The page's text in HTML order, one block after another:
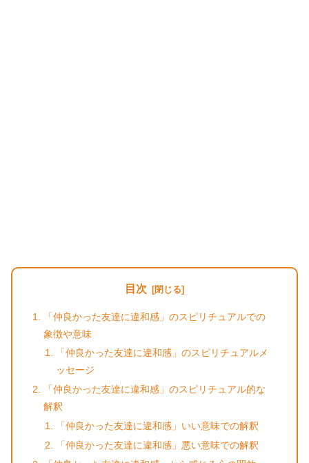
目次
「仲良かった友達に違和感」のスピリチュアルでの
象徴や意味
「仲良かった友達に違和感」のスピリチュアルメ
ッセージ
「仲良かった友達に違和感」のスピリチュアル的な
解釈
「仲良かった友達に違和感」いい意味での解釈
「仲良かった友達に違和感」悪い意味での解釈